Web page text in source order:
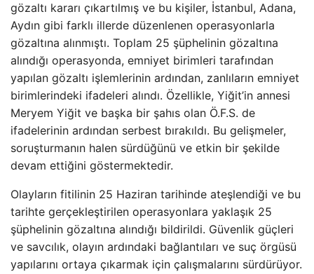
gözaltı kararı çıkartılmış ve bu kişiler, İstanbul, Adana,
Aydın gibi farklı illerde düzenlenen operasyonlarla
gözaltına alınmıştı. Toplam 25 şüphelinin gözaltına
alındığı operasyonda, emniyet birimleri tarafından
yapılan gözaltı işlemlerinin ardından, zanlıların emniyet
birimlerindeki ifadeleri alındı. Özellikle, Yiğit’in annesi
Meryem Yiğit ve başka bir şahıs olan Ö.F.S. de
ifadelerinin ardından serbest bırakıldı. Bu gelişmeler,
soruşturmanın halen sürdüğünü ve etkin bir şekilde
devam ettiğini göstermektedir.
Olayların fitilinin 25 Haziran tarihinde ateşlendiği ve bu
tarihte gerçekleştirilen operasyonlara yaklaşık 25
şüphelinin gözaltına alındığı bildirildi. Güvenlik güçleri
ve savcılık, olayın ardındaki bağlantıları ve suç örgüsü
yapılarını ortaya çıkarmak için çalışmalarını sürdürüyor.